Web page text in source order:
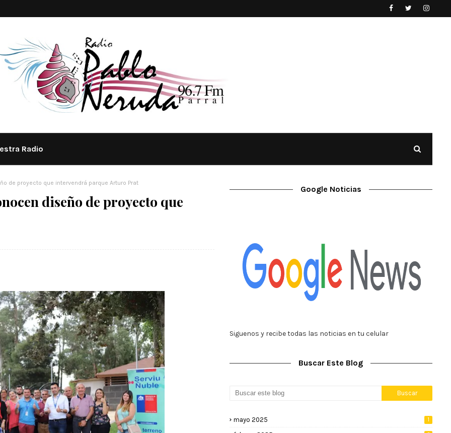
Radio
de proyecto que intervendrá parque Arturo Prat
diseño de proyecto que
Google Noticias
Siguenos y recibe todas las noticias en tu celular
Buscar Este Blog
mayo 2025 1